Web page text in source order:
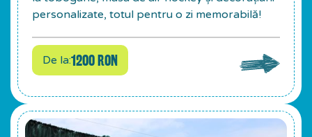
personalizate, totul pentru o zi memorabilă!
De la:1200 RON